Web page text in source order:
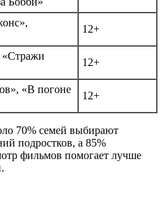
12+
12+
«В погоне
12+
70% семей выбирают
подростков, а 85%
фильмов помогает лучше